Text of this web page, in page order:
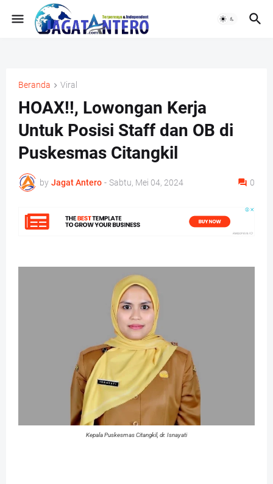
Beranda Viral
HOAX!!, Lowongan Kerja
Untuk Posisi Staff dan OB di
Puskesmas Citangkil
by Jagat Antero - Sabtu, Mei 04, 2024 0
Kepala Puskesmas Citangkil, dr. Isnayati